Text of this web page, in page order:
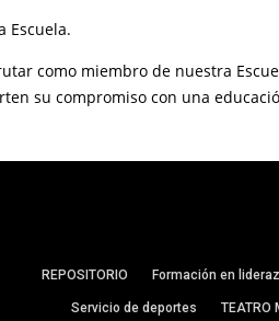
Escuela.
como miembro de nuestra
su compromiso con una
REPOSITORIO Formación en
Servicio de deportes TEATRO